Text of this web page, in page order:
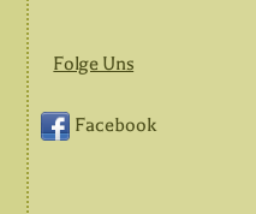
Folge Uns
Facebook